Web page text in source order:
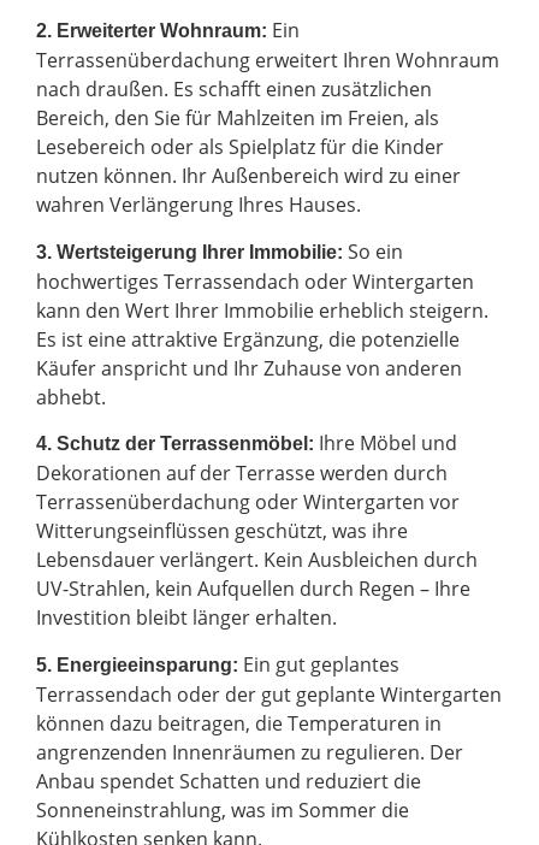
2. Erweiterter Wohnraum: Ein
Terrassenüberdachung erweitert Ihren Wohnraum
nach draußen. Es schafft einen zusätzlichen
Bereich, den Sie für Mahlzeiten im Freien, als
Lesebereich oder als Spielplatz für die Kinder
nutzen können. Ihr Außenbereich wird zu einer
wahren Verlängerung Ihres Hauses.
3. Wertsteigerung Ihrer Immobilie: So ein
hochwertiges Terrassendach oder Wintergarten
kann den Wert Ihrer Immobilie erheblich steigern.
Es ist eine attraktive Ergänzung, die potenzielle
Käufer anspricht und Ihr Zuhause von anderen
abhebt.
4. Schutz der Terrassenmöbel: Ihre Möbel und
Dekorationen auf der Terrasse werden durch
Terrassenüberdachung oder Wintergarten vor
Witterungseinflüssen geschützt, was ihre
Lebensdauer verlängert. Kein Ausbleichen durch
UV-Strahlen, kein Aufquellen durch Regen – Ihre
Investition bleibt länger erhalten.
5. Energieeinsparung: Ein gut geplantes
Terrassendach oder der gut geplante Wintergarten
können dazu beitragen, die Temperaturen in
angrenzenden Innenräumen zu regulieren. Der
Anbau spendet Schatten und reduziert die
Sonneneinstrahlung, was im Sommer die
Kühlkosten senken kann.